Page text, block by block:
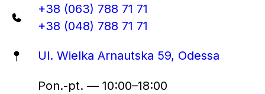
+38 (063) 788 71 71
+38 (048) 788 71 71
Ul. Wielka Arnautska 59, Odessa
Pon.-pt. — 10:00–18:00